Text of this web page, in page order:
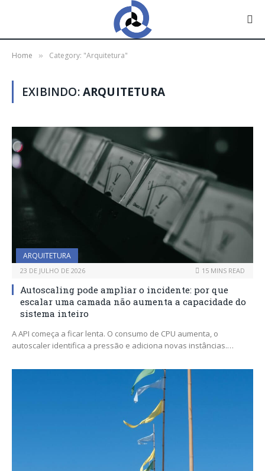
Home » Category: "Arquitetura"
EXIBINDO:ARQUITETURA
ARQUITETURA
23 DE JULHO DE 2026 15 MINS READ
Autoscaling pode ampliar o incidente: por que
escalar uma camada não aumenta a capacidade do
sistema inteiro
A API começa a ficar lenta. O consumo de CPU aumenta, o
autoscaler identifica a pressão e adiciona novas instâncias.…